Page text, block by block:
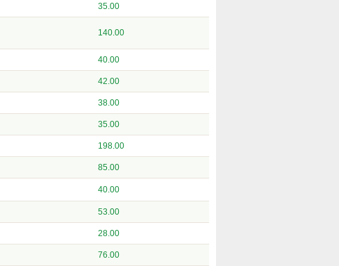
35.00
140.00
40.00
42.00
38.00
35.00
198.00
85.00
40.00
53.00
28.00
76.00